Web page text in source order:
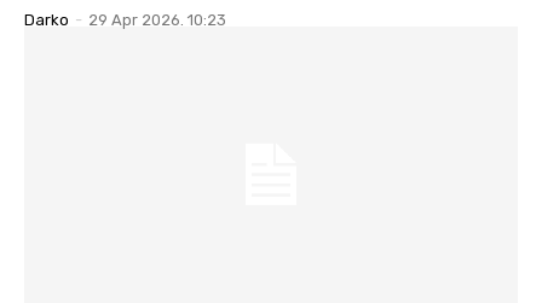
Darko - 29 Apr 2026. 10:23